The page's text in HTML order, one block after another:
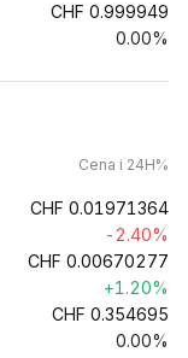
CHF 0.999949
0.00%
Cena i 24H%
CHF 0.01971364
-2.40%
CHF 0.00670277
+1.20%
CHF 0.354695
0.00%